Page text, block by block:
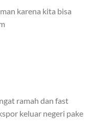
karena kita bisa
ramah dan fast
keluar negeri pake